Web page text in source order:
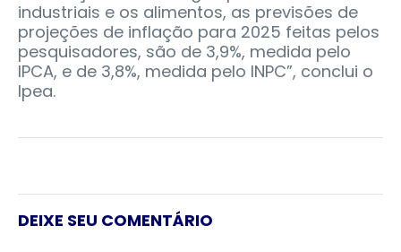
industriais e os alimentos, as previsões de
projeções de inflação para 2025 feitas pelos
pesquisadores, são de 3,9%, medida pelo
IPCA, e de 3,8%, medida pelo INPC”, conclui o
Ipea.
DEIXE SEU COMENTÁRIO